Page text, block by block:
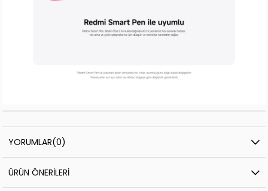
YORUMLAR(0)
ÜRÜN ÖNERILERI